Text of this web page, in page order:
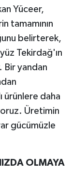
Yüceer,
tamamının
belirterek,
Tekirdağ'ın
Bir yandan
ürünlere daha
Üretimin
gücümüzle
OLMAYA